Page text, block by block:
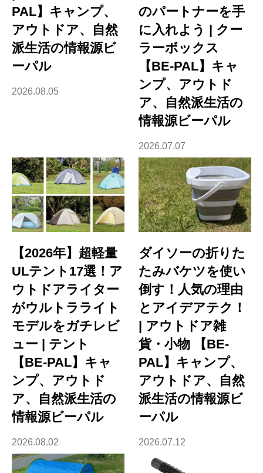
PAL】キャンプ、
アウトドア、自然
派生活の情報源ビ
ーパル
2026.08.05
のパートナーを手
に入れよう | クー
ラーボックス
【BE-PAL】キャ
ンプ、アウトド
ア、自然派生活の
情報源ビーパル
2026.07.07
【2026年】超軽量
ULテント17選！ア
ウトドアライター
がウルトラライト
モデルをガチレビ
ュー | テント
【BE-PAL】キャ
ンプ、アウトド
ア、自然派生活の
情報源ビーパル
2026.08.02
ダイソーの折りた
たみバケツを使い
倒す！人気の理由
とアイデアテク！
| アウトドア雑
貨・小物 【BE-
PAL】キャンプ、
アウトドア、自然
派生活の情報源ビ
ーパル
2026.07.12